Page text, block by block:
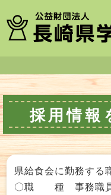
採用情報
県給食会に勤務する
〇職 種 事務職員